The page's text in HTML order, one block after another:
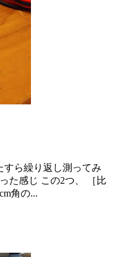
すら繰り返し測ってみ
た感じ この2つ、 ［比
角の...